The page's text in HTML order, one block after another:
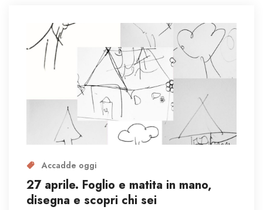
Accadde oggi
27 aprile. Foglio e matita in mano,
disegna e scopri chi sei